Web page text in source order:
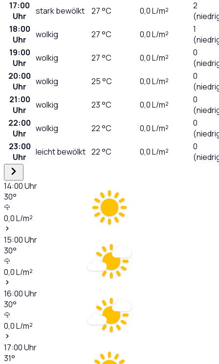
17:00
Uhr
stark bewölkt 27°C 0,0L/m²
2
18:00
Uhr
wolkig 27°C 0,0L/m²
1
19:00
Uhr
wolkig 27°C 0,0L/m²
0
20:00
Uhr
wolkig 25°C 0,0L/m²
0
21:00
Uhr
wolkig 23°C 0,0L/m²
0
22:00
Uhr
wolkig 22°C 0,0L/m²
0
23:00
Uhr
leicht bewölkt 22°C 0,0L/m²
0
14:00Uhr
30°
0,0L/m²
15:00Uhr
30°
0,0L/m²
16:00Uhr
30°
0,0L/m²
17:00Uhr
31°